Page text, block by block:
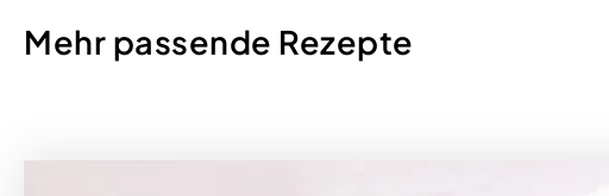
Mehr passende Rezepte